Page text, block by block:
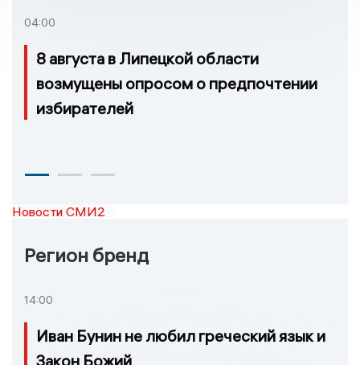
04:00
8 августа в Липецкой области
возмущены опросом о предпочтении
избирателей
Новости СМИ2
Регион бренд
14:00
Иван Бунин не любил греческий язык и
Закон Божий